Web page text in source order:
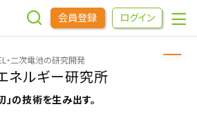
会員登録 ログイン
・二次電池の研究開発
ネルギー研究所
の技術を生み出す。